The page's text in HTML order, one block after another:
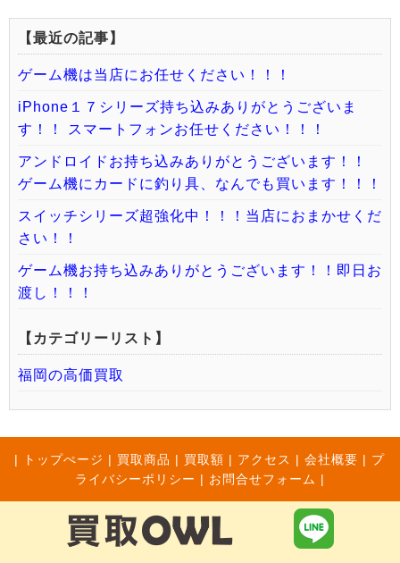
【最近の記事】
ゲーム機は当店にお任せください！！！
iPhone１７シリーズ持ち込みありがとうございま
す！！ スマートフォンお任せください！！！
アンドロイドお持ち込みありがとうございます！！
ゲーム機にカードに釣り具、なんでも買います！！！
スイッチシリーズ超強化中！！！当店におまかせくだ
さい！！
ゲーム機お持ち込みありがとうございます！！即日お
渡し！！！
【カテゴリーリスト】
福岡の高価買取
| トップぺージ | 買取商品 | 買取額 | アクセス | 会社概要 | プ
ライバシーポリシー | お問合せフォーム |